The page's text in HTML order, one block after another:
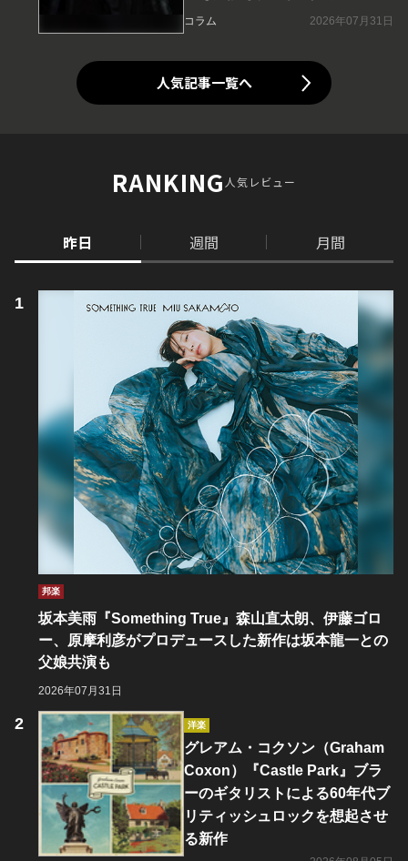
コラム 2026年07月31日
人気記事一覧へ
RANKING人気レビュー
昨日 週間 月間
邦楽
坂本美雨『Something True』森山直太朗、伊藤ゴロ
ー、原摩利彦がプロデュースした新作は坂本龍一との
父娘共演も
2026年07月31日
洋楽
グレアム・コクソン（Graham
Coxon）『Castle Park』ブラ
ーのギタリストによる60年代ブ
リティッシュロックを想起させ
る新作